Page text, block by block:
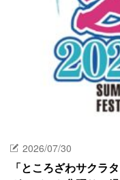
2026/07/30
「ところざわサクラ